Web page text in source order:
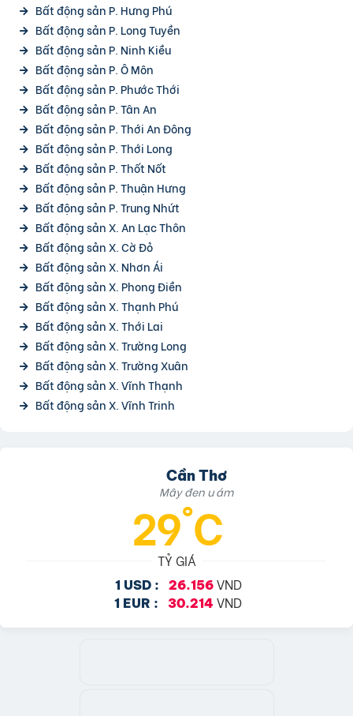
Bất động sản P. Hưng Phú
Bất động sản P. Long Tuyền
Bất động sản P. Ninh Kiều
Bất động sản P. Ô Môn
Bất động sản P. Phước Thới
Bất động sản P. Tân An
Bất động sản P. Thới An Đông
Bất động sản P. Thới Long
Bất động sản P. Thốt Nốt
Bất động sản P. Thuận Hưng
Bất động sản P. Trung Nhứt
Bất động sản X. An Lạc Thôn
Bất động sản X. Cờ Đỏ
Bất động sản X. Nhơn Ái
Bất động sản X. Phong Điền
Bất động sản X. Thạnh Phú
Bất động sản X. Thới Lai
Bất động sản X. Trường Long
Bất động sản X. Trường Xuân
Bất động sản X. Vĩnh Thạnh
Bất động sản X. Vĩnh Trinh
Cần Thơ
Mây đen u ám
29°C
TỶ GIÁ
1 USD : 26.156VND
1 EUR : 30.214 VND